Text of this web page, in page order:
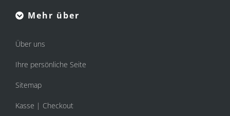
Mehr über
Über uns
Ihre persönliche Seite
Sitemap
Kasse | Checkout